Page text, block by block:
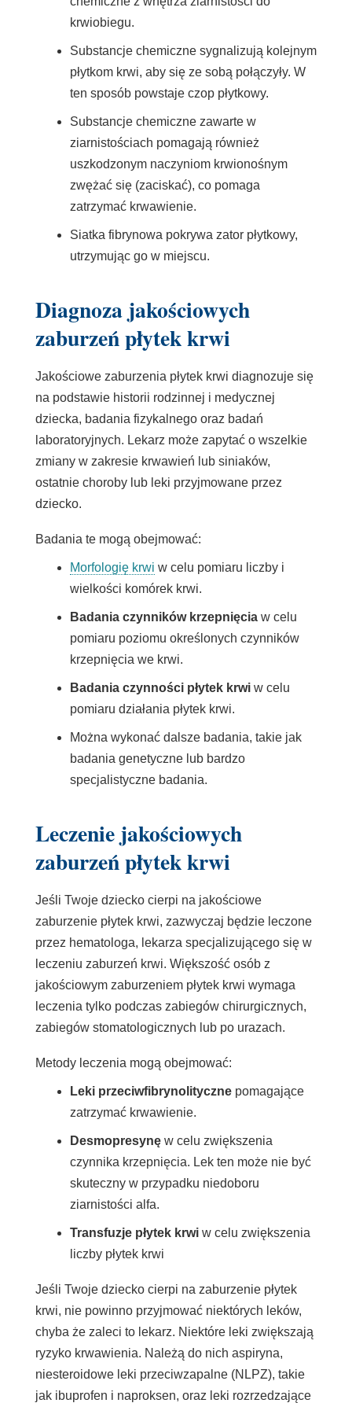
krwiobiegu.
Substancje chemiczne sygnalizują kolejnym
płytkom krwi, aby się ze sobą połączyły. W
ten sposób powstaje czop płytkowy.
Substancje chemiczne zawarte w
ziarnistościach pomagają również
uszkodzonym naczyniom krwionośnym
zwężać się (zaciskać), co pomaga
zatrzymać krwawienie.
Siatka fibrynowa pokrywa zator płytkowy,
utrzymując go w miejscu.
Diagnoza jakościowych
zaburzeń płytek krwi
Jakościowe zaburzenia płytek krwi diagnozuje się
na podstawie historii rodzinnej i medycznej
dziecka, badania fizykalnego oraz badań
laboratoryjnych. Lekarz może zapytać o wszelkie
zmiany w zakresie krwawień lub siniaków,
ostatnie choroby lub leki przyjmowane przez
dziecko.
Badania te mogą obejmować:
Morfologię krwi w celu pomiaru liczby i
wielkości komórek krwi.
Badania czynników krzepnięciaw celu
pomiaru poziomu określonych czynników
krzepnięcia we krwi.
Badania czynności płytek krwiw celu
pomiaru działania płytek krwi.
Można wykonać dalsze badania, takie jak
badania genetyczne lub bardzo
specjalistyczne badania.
Leczenie jakościowych
zaburzeń płytek krwi
Jeśli Twoje dziecko cierpi na jakościowe
zaburzenie płytek krwi, zazwyczaj będzie leczone
przez hematologa, lekarza specjalizującego się w
leczeniu zaburzeń krwi. Większość osób z
jakościowym zaburzeniem płytek krwi wymaga
leczenia tylko podczas zabiegów chirurgicznych,
zabiegów stomatologicznych lub po urazach.
Metody leczenia mogą obejmować:
Leki przeciwfibrynolitycznepomagające
zatrzymać krwawienie.
Desmopresynę w celu zwiększenia
czynnika krzepnięcia. Lek ten może nie być
skuteczny w przypadku niedoboru
ziarnistości alfa.
Transfuzje płytek krwi w celu zwiększenia
liczby płytek krwi
Jeśli Twoje dziecko cierpi na zaburzenie płytek
krwi, nie powinno przyjmować niektórych leków,
chyba że zaleci to lekarz. Niektóre leki zwiększają
ryzyko krwawienia. Należą do nich aspiryna,
niesteroidowe leki przeciwzapalne (NLPZ), takie
jak ibuprofen i naproksen, oraz leki rozrzedzające